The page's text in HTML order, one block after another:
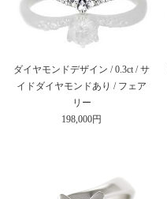
ダイヤモンドデザイン / 0.3ct / サ
イドダイヤモンドあり / フェア
リー
198,000円